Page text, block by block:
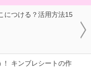
につける？活用方法15
キンブレシートの作